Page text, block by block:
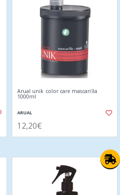
Arual unik color care mascarilla
1000ml
ARUAL
12,20€